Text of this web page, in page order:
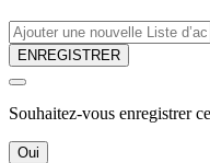
ENREGISTRER
Souhaitez-vous enregistrer
Oui